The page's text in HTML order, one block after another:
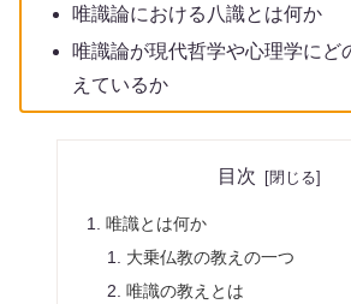
唯識論における八識とは何か
唯識論が現代哲学や心理学にど
えているか
目次
唯識とは何か
大乗仏教の教えの一つ
唯識の教えとは